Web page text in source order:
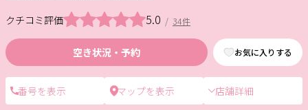
ヘア・メイク ネイル・まつげ エステ
スクール・
トレーニング
空き状況・予約 お気に入りする
クチコミ評価 5.0 / 34件
店舗詳細